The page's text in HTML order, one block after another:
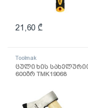
21,60 ₾
Toolmak
ცული ხის
600გრ TMK19068